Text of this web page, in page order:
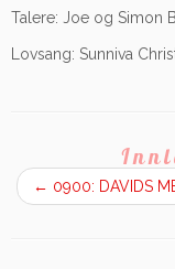
Talere: Joe og Simon
Lovsang: Sunniva
← 0900: DAVIDS